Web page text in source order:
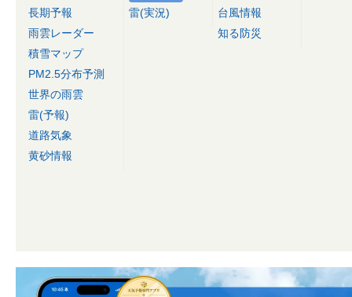
長期予報
雨雲レーダー
積雪マップ
PM2.5分布予測
世界の雨雲
雷(予報)
道路気象
黄砂情報
雷(実況)
台風情報
知る防災